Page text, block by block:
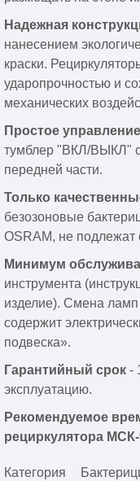
Надежная
нанесением
краски.
ударопрочностью и
механических
Простое
тумблер "ВКЛ/ВЫКЛ"
передней части.
Только
безозоновые
OSRAM, не подлежат
Минимум
инструмента
изделие). Смена
содержит
подвеска».
Гарантийный срок -
эксплуатацию.
Рекомендуемое
рециркулятора
Категория